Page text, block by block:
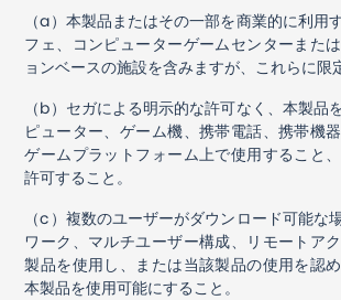
（a）本製品またはその一部を商業的に利用
フェ、コンピューターゲームセンターまた
ョンベースの施設を含みますが、これらに限
（b）セガによる明示的な許可なく、本製品
ピューター、ゲーム機、携帯電話、携帯機
ゲームプラットフォーム上で使用すること
許可すること。
（c ）複数のユーザーがダウンロード可能な
ワーク、マルチユーザー構成、リモートア
製品を使用し、または当該製品の使用を認
本製品を使用可能にすること。